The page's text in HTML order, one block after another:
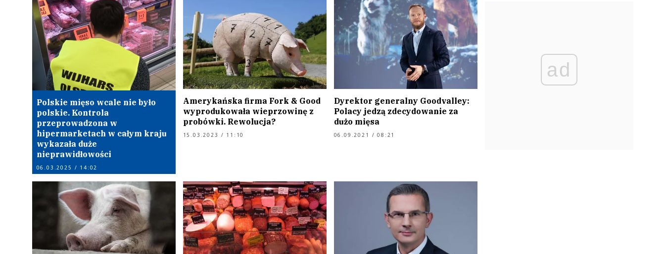
Polskie mięso wcale nie było
polskie. Kontrola
przeprowadzona w
hipermarketach w całym kraju
wykazała duże
nieprawidłowości
06.03.2025 / 14:02
Amerykańska firma Fork & Good
wyprodukowała wieprzowinę z
probówki. Rewolucja?
15.03.2023 / 11:10
Dyrektor generalny Goodvalley:
Polacy jedzą zdecydowanie za
dużo mięsa
06.09.2021 / 08:21
ad